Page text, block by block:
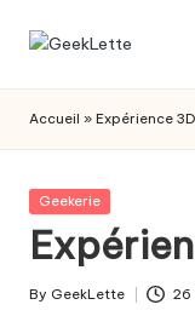
Skip
G
e
e
k
L
e
les
de
société
Accueil » Expérience 3D
Posted
Geekerie
Posted
By GeekLette 26